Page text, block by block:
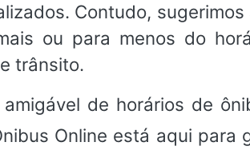
Contudo,
ou para menos do
trânsito.
de horários de
Online está aqui